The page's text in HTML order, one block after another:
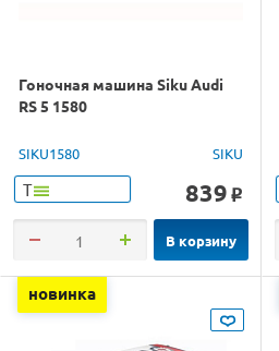
Гоночная машина Siku Audi
RS 5 1580
SIKU1580 SIKU
Т 839 o
В корзину
новинка